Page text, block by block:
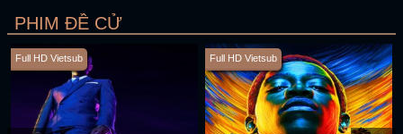
PHIM ĐỀ CỬ
Full HD Vietsub Full HD Vietsub